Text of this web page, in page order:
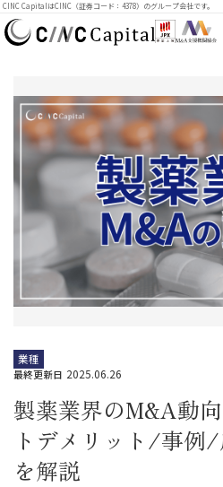
CINC CapitalはCINC（証券コード：4378）のグループ会社です。
業種
最終更新日 2025.06.26
製薬業界のM&A動
トデメリット/事例/
を解説